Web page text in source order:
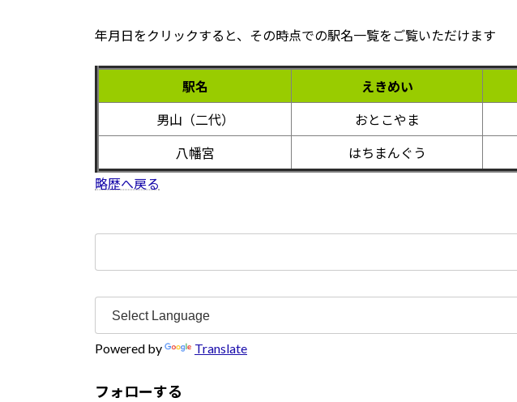
年月日をクリックすると、その時点での駅名一覧をご覧いただけます
駅名 えきめい
男山（二代）
おとこやま
八幡宮
はちまんぐう
略歴へ戻る
Powered by Translate
フォローする